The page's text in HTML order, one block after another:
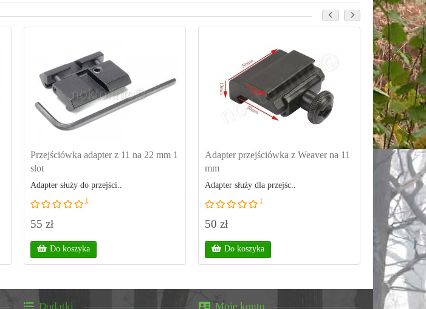
Przejściówka adapter z 11 na 22 mm 1
slot
Adapter służy do przejści..
1
55 zł
Do koszyka
Adapter przejściówka z Weaver na 11
mm
Adapter służy dla przejśc..
1
50 zł
Do koszyka
25,4 mm
Długość
85 zł
Do
Dodatki Moje konto